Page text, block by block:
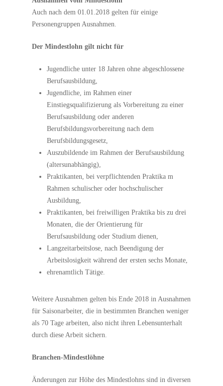
Auch nach dem 01.01.2018 gelten für einige
Personengruppen Ausnahmen.
Der Mindestlohn gilt nicht für
Jugendliche unter 18 Jahren ohne abgeschlossene
Berufsausbildung,
Jugendliche, im Rahmen einer
Einstiegsqualifizierung als Vorbereitung zu einer
Berufsausbildung oder anderen
Berufsbildungsvorbereitung nach dem
Berufsbildungsgesetz,
Auszubildende im Rahmen der Berufsausbildung
(altersunabhängig),
Praktikanten, bei verpflichtenden Praktika m
Rahmen schulischer oder hochschulischer
Ausbildung,
Praktikanten, bei freiwilligen Praktika bis zu drei
Monaten, die der Orientierung für
Berufsausbildung oder Studium dienen,
Langzeitarbeitslose, nach Beendigung der
Arbeitslosigkeit während der ersten sechs Monate,
ehrenamtlich Tätige.
Weitere Ausnahmen gelten bis Ende 2018 in Ausnahmen
für Saisonarbeiter, die in bestimmten Branchen weniger
als 70 Tage arbeiten, also nicht ihren Lebensunterhalt
durch diese Arbeit sichern.
Branchen-Mindestlöhne
Änderungen zur Höhe des Mindestlohns sind in diversen